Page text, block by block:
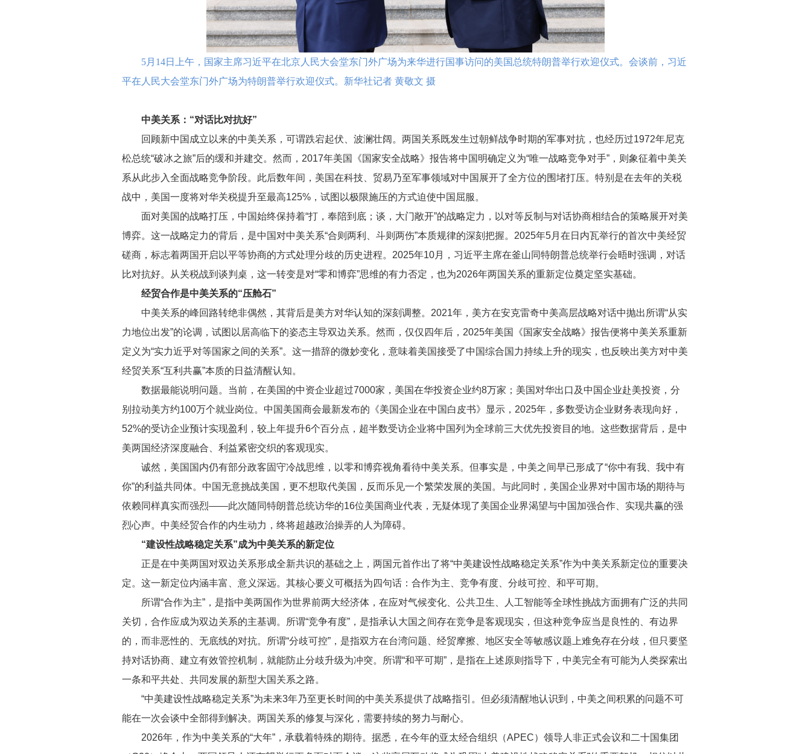
5月14日上午，国家主席习近平在北京人民大会堂东门外广场为来华进行国事访问的美国总统特朗普举行欢迎仪式。 会谈前，习近
平在人民大会堂东门外广场为特朗普举行欢迎仪式。 新华社记者 黄敬文 摄
中美关系：“对话比对抗好”
回顾新中国成立以来的中美关系，可谓跌宕起伏、波澜壮阔。两国关系既发生过朝鲜战争时期的军事对抗，也经历过1972年尼克
松总统“破冰之旅”后的缓和并建交。然而，2017年美国《国家安全战略》报告将中国明确定义为“唯一战略竞争对手”，则象征着中美关
系从此步入全面战略竞争阶段。此后数年间，美国在科技、贸易乃至军事领域对中国展开了全方位的围堵打压。特别是在去年的关税
战中，美国一度将对华关税提升至最高125%，试图以极限施压的方式迫使中国屈服。
面对美国的战略打压，中国始终保持着“打，奉陪到底；谈，大门敞开”的战略定力，以对等反制与对话协商相结合的策略展开对美
博弈。这一战略定力的背后，是中国对中美关系“合则两利、斗则两伤”本质规律的深刻把握。2025年5月在日内瓦举行的首次中美经贸
磋商，标志着两国开启以平等协商的方式处理分歧的历史进程。2025年10月，习近平主席在釜山同特朗普总统举行会晤时强调，对话
比对抗好。从关税战到谈判桌，这一转变是对“零和博弈”思维的有力否定，也为2026年两国关系的重新定位奠定坚实基础。
经贸合作是中美关系的“压舱石”
中美关系的峰回路转绝非偶然，其背后是美方对华认知的深刻调整。2021年，美方在安克雷奇中美高层战略对话中抛出所谓“从实
力地位出发”的论调，试图以居高临下的姿态主导双边关系。然而，仅仅四年后，2025年美国《国家安全战略》报告便将中美关系重新
定义为“实力近乎对等国家之间的关系”。这一措辞的微妙变化，意味着美国接受了中国综合国力持续上升的现实，也反映出美方对中美
经贸关系“互利共赢”本质的日益清醒认知。
数据最能说明问题。当前，在美国的中资企业超过7000家，美国在华投资企业约8万家；美国对华出口及中国企业赴美投资，分
别拉动美方约100万个就业岗位。中国美国商会最新发布的《美国企业在中国白皮书》显示，2025年，多数受访企业财务表现向好，
52%的受访企业预计实现盈利，较上年提升6个百分点，超半数受访企业将中国列为全球前三大优先投资目的地。这些数据背后，是中
美两国经济深度融合、利益紧密交织的客观现实。
诚然，美国国内仍有部分政客固守冷战思维，以零和博弈视角看待中美关系。但事实是，中美之间早已形成了“你中有我、我中有
你”的利益共同体。中国无意挑战美国，更不想取代美国，反而乐见一个繁荣发展的美国。与此同时，美国企业界对中国市场的期待与
依赖同样真实而强烈——此次随同特朗普总统访华的16位美国商业代表，无疑体现了美国企业界渴望与中国加强合作、实现共赢的强
烈心声。中美经贸合作的内生动力，终将超越政治操弄的人为障碍。
“建设性战略稳定关系”成为中美关系的新定位
正是在中美两国对双边关系形成全新共识的基础之上，两国元首作出了将“中美建设性战略稳定关系”作为中美关系新定位的重要决
定。这一新定位内涵丰富、意义深远。其核心要义可概括为四句话：合作为主、竞争有度、分歧可控、和平可期。
所谓“合作为主”，是指中美两国作为世界前两大经济体，在应对气候变化、公共卫生、人工智能等全球性挑战方面拥有广泛的共同
关切，合作应成为双边关系的主基调。所谓“竞争有度”，是指承认大国之间存在竞争是客观现实，但这种竞争应当是良性的、有边界
的，而非恶性的、无底线的对抗。所谓“分歧可控”，是指双方在台湾问题、经贸摩擦、地区安全等敏感议题上难免存在分歧，但只要坚
持对话协商、建立有效管控机制，就能防止分歧升级为冲突。所谓“和平可期”，是指在上述原则指导下，中美完全有可能为人类探索出
一条和平共处、共同发展的新型大国关系之路。
“中美建设性战略稳定关系”为未来3年乃至更长时间的中美关系提供了战略指引。但必须清醒地认识到，中美之间积累的问题不可
能在一次会谈中全部得到解决。两国关系的修复与深化，需要持续的努力与耐心。
2026年，作为中美关系的“大年”，承载着特殊的期待。据悉，在今年的亚太经合组织（APEC）领导人非正式会议和二十国集团